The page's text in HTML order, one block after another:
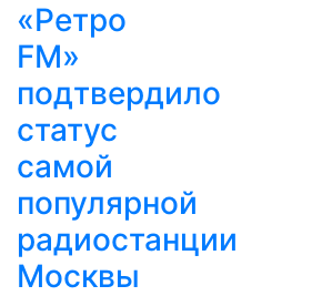
«Ретро
FM»
подтвердило
статус
самой
популярной
радиостанции
Москвы